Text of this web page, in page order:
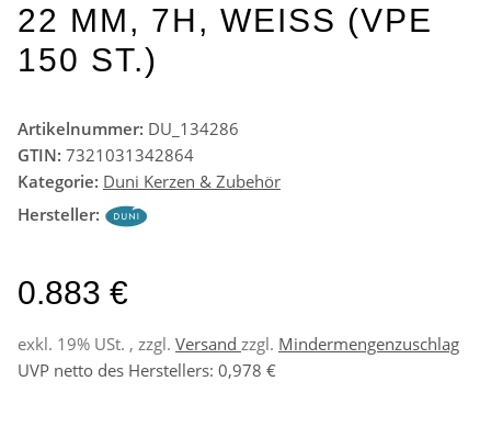
2 MM, 7H, WEISS (VPE 15
0 ST.)
Artikelnummer: DU_134286
GTIN: 7321031342864
Kategorie: Duni Kerzen & Zubehör
Hersteller:
0.883 €
exkl. 19% USt. , zzgl. Versand zzgl. Mindermengenzuschlag
UVP netto des Herstellers: 0,978 €